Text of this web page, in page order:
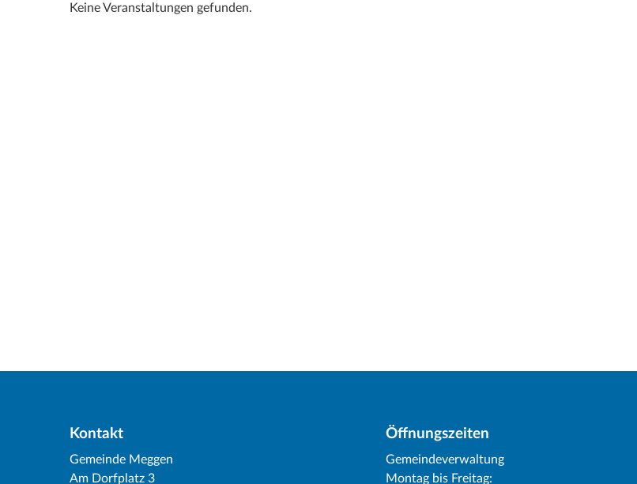
Keine Veranstaltungen gefunden.
Kontakt
Gemeinde Meggen
Am Dorfplatz 3
Öffnungszeiten
Gemeindeverwaltung
Montag bis Freitag: